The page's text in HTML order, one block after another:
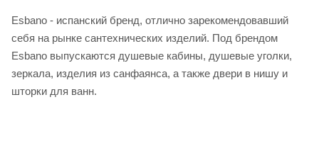
Esbano - испанский бренд, отлично зарекомендовавший
себя на рынке сантехнических изделий. Под брендом
Esbano выпускаются душевые кабины, душевые уголки,
зеркала, изделия из санфаянса, а также двери в нишу и
шторки для ванн.